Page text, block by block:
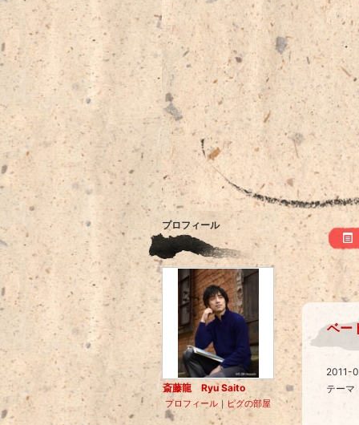
ベー
2011-
テーマ
プロフィール
斎藤龍 Ryu Saito
プロフィール ｜ ピグの部屋